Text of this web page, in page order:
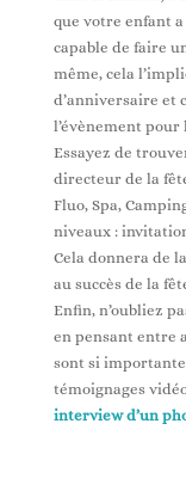
que votre enfant
capable de faire
même, cela
d’anniversaire et
l’évènement pour
Essayez de
directeur de la
Fluo, Spa,
niveaux :
Cela donnera de
au succès de la
Enfin, n’oubliez
en pensant entre
sont si
témoignages
interview d’un